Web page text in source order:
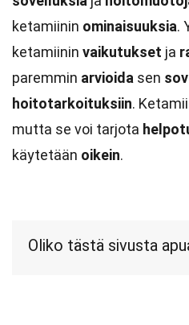
ketamiinin ominaisuuksia.
ketamiinin vaikutukset ja
paremmin arvioida sen
hoitotarkoituksiin.
mutta se voi tarjota
käytetään oikein.
Oliko tästä sivusta